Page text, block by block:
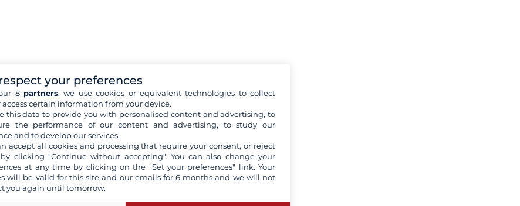
your preferences
8 partners, we use cookies or equivalent technologies to collect
access certain information from your device.
this data to provide you with personalised content and advertising, to
the performance of our content and advertising, to study our
and to develop our services.
accept all cookies and processing that require your consent, or reject
clicking "Continue without accepting". You can also change your
at any time by clicking on the "Set your preferences" link. Your
will be valid for this site and our emails for 6 months and we will not
you again until tomorrow.